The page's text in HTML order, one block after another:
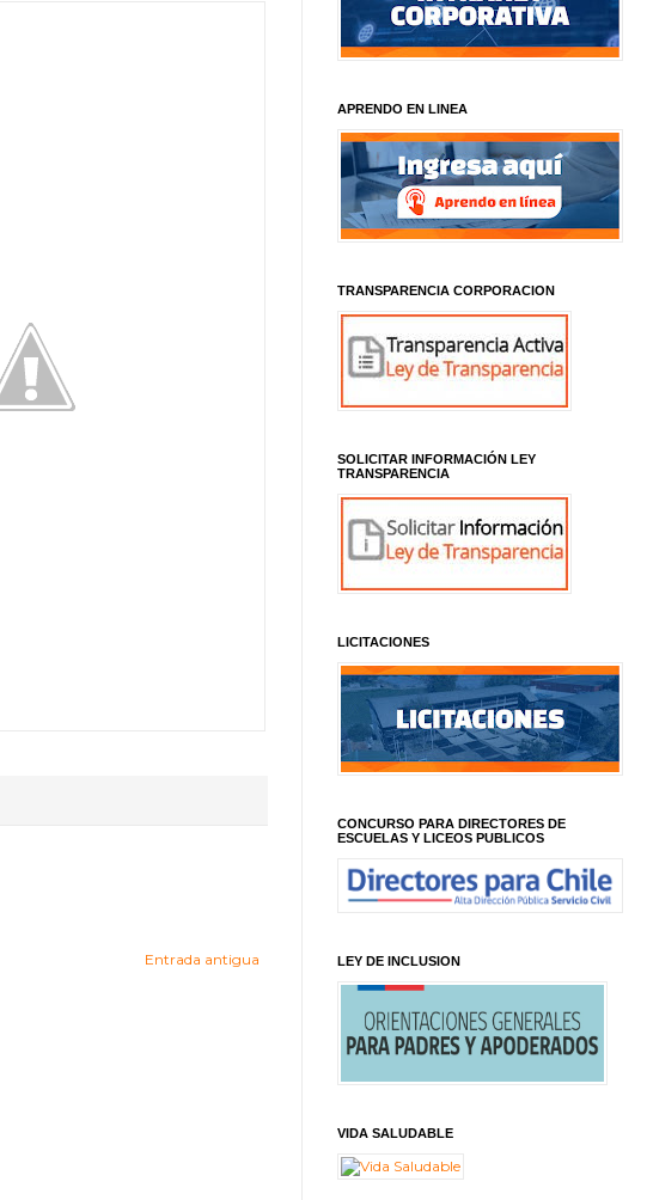
Entrada antigua
APRENDO EN LINEA
TRANSPARENCIA CORPORACION
SOLICITAR INFORMACIÓN LEY
TRANSPARENCIA
LICITACIONES
CONCURSO PARA DIRECTORES DE
ESCUELAS Y LICEOS PUBLICOS
LEY DE INCLUSION
VIDA SALUDABLE